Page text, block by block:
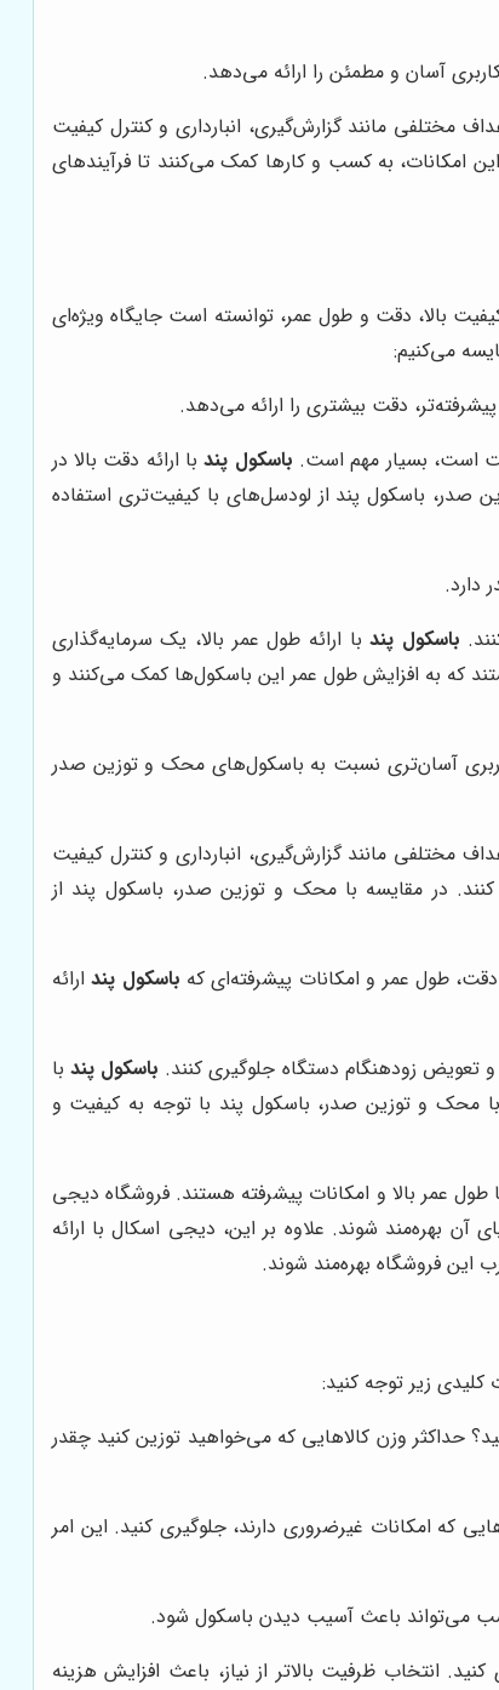
آسان و مطمئن را ارائه می‌دهد.
مختلفی مانند گزارش‌گیری، انبارداری و کنترل کیفیت
امکانات، به کسب و کارها کمک می‌کنند تا فرآیندهای
بالا، دقت و طول عمر، توانسته است جایگاه ویژه‌ای
می‌کنیم:
دقت بیشتری را ارائه می‌دهد.
است، بسیار مهم است. باسکول پندبا ارائه دقت بالا در
صدر، باسکول پند از لودسل‌های با کیفیت‌تری استفاده
دارد.
باسکول پندبا ارائه طول عمر بالا، یک سرمایه‌گذاری
که به افزایش طول عمر این باسکول‌ها کمک می‌کنند و
کاربری آسان‌تری نسبت به باسکول‌های محک و توزین صدر
مختلفی مانند گزارش‌گیری، انبارداری و کنترل کیفیت
در مقایسه با محک و توزین صدر، باسکول پند از
دقت، طول عمر و امکانات پیشرفته‌ای که باسکول پندارائه
تعویض زودهنگام دستگاه جلوگیری کنند. باسکول پندبا
محک و توزین صدر، باسکول پند با توجه به کیفیت و
عمر بالا و امکانات پیشرفته هستند. فروشگاه دیجی
بهره‌مند شوند. علاوه بر این، دیجی اسکال با ارائه
فروشگاه بهره‌مند شوند.
کلیدی زیر توجه کنید:
حداکثر وزن کالاهایی که می‌خواهید توزین کنید چقدر
که امکانات غیرضروری دارند، جلوگیری کنید. این امر
می‌تواند باعث آسیب دیدن باسکول شود.
انتخاب ظرفیت بالاتر از نیاز، باعث افزایش هزینه